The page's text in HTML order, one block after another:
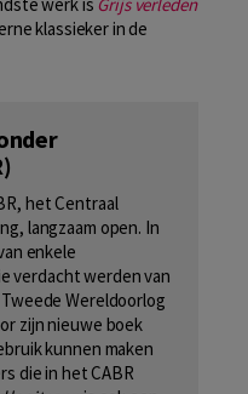
klassieker in de
het Centraal
langzaam open. In
enkele
verdacht werden van
Wereldoorlog
zijn nieuwe boek
kunnen maken
die in het CABR